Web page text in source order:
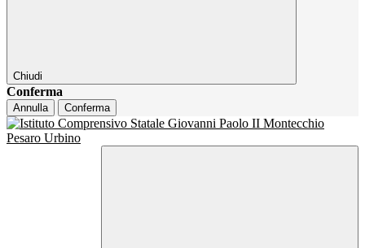
Chiudi
Conferma
Annulla Conferma